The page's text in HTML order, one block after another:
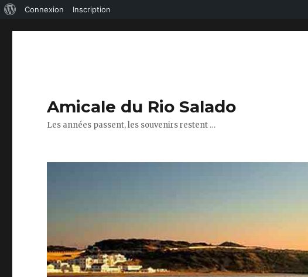
Connexion Inscription
Amicale du Rio Salado
Les années passent, les souvenirs restent …